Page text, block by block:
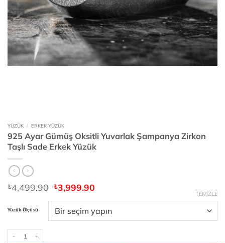
YÜZÜK / ERKEK YÜZÜK
925 Ayar Gümüş Oksitli Yuvarlak Şampanya Zirkon
Taşlı Sade Erkek Yüzük
₺4,499.90 Orijinal
fiyat:
₺4,499.90.
₺3,999.90
fiyat:
₺3,999.90.
Yüzük Ölçüsü
TEMIZLE
925 Ayar Gümüş Oksitli Yuvarlak Şampanya Zirkon Taşlı Sade Erkek Yüzük adet